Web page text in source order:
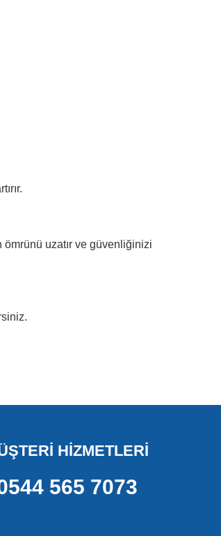
uzatır ve güvenliğinizi
HİZMETLERİ
565 7073